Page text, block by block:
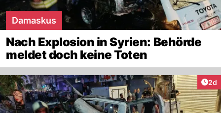
Damaskus
Nach Explosion in Syrien: Behörde
meldet doch keine Toten
2d